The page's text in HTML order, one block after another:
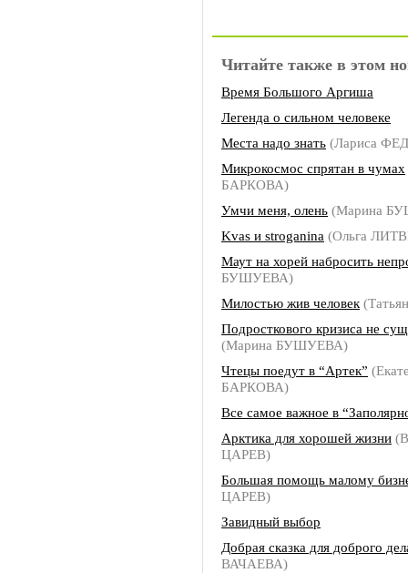
Читайте также в этом
Время Большого Аргиша
Легенда о сильном человеке
Места надо знать (Лариса
Микрокосмос спрятан в чумах
БАРКОВА)
Умчи меня, олень (Марина
Kvas и stroganina (Ольга
Маут на хорей набросить
БУШУЕВА)
Милостью жив человек
Подросткового кризиса не
(Марина БУШУЕВА)
Чтецы поедут в “Артек”
БАРКОВА)
Все самое важное в
Арктика для хорошей жизни
ЦАРЕВ)
Большая помощь малому
ЦАРЕВ)
Завидный выбор
Добрая сказка для доброго
ВАЧАЕВА)